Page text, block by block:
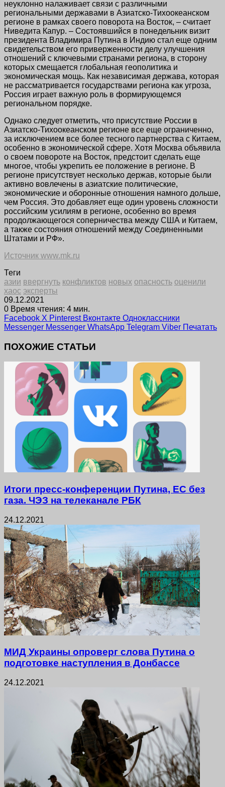
неуклонно налаживает связи с различными
региональными державами в Азиатско-Тихоокеанском
регионе в рамках своего поворота на Восток, – считает
Ниведита Капур. – Состоявшийся в понедельник визит
президента Владимира Путина в Индию стал еще одним
свидетельством его приверженности делу улучшения
отношений с ключевыми странами региона, в сторону
которых смещается глобальная геополитика и
экономическая мощь. Как независимая держава, которая
не рассматривается государствами региона как угроза,
Россия играет важную роль в формирующемся
региональном порядке.
Однако следует отметить, что присутствие России в
Азиатско-Тихоокеанском регионе все еще ограниченно,
за исключением все более тесного партнерства с Китаем,
особенно в экономической сфере. Хотя Москва объявила
о своем повороте на Восток, предстоит сделать еще
многое, чтобы укрепить ее положение в регионе. В
регионе присутствует несколько держав, которые были
активно вовлечены в азиатские политические,
экономические и оборонные отношения намного дольше,
чем Россия. Это добавляет еще один уровень сложности
российским усилиям в регионе, особенно во время
продолжающегося соперничества между США и Китаем,
а также состояния отношений между Соединенными
Штатами и РФ».
Источник www.mk.ru
Теги
азии ввергнуть конфликтов новых опасность оценили
хаос эксперты
09.12.2021
0 Время чтения: 4 мин.
Facebook X Pinterest Вконтакте Одноклассники
Messenger Messenger WhatsApp Telegram Viber Печатать
ПОХОЖИЕ СТАТЬИ
Итоги пресс-конференции Путина, ЕС без
газа. ЧЭЗ на телеканале РБК
24.12.2021
МИД Украины опроверг слова Путина о
подготовке наступления в Донбассе
24.12.2021